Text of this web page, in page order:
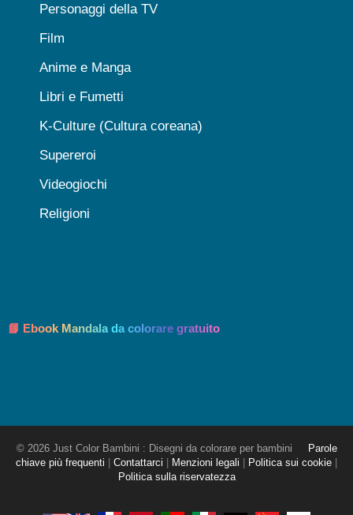
Personaggi della TV
Film
Anime e Manga
Libri e Fumetti
K-Culture (Cultura coreana)
Supereroi
Videogiochi
Religioni
📘 Ebook Mandala da colorare gratuito
© 2026 Just Color Bambini : Disegni da colorare per bambini
Parole
chiave più frequenti
Contattarci Menzioni legali Politica sui cookie
Politica sulla riservatezza